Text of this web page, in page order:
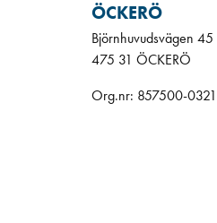
ÖCKERÖ
Björnhuvudsvägen 45
475 31 ÖCKERÖ
Org.nr: 857500-0321